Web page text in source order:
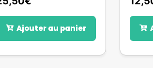
Ajouter au panier